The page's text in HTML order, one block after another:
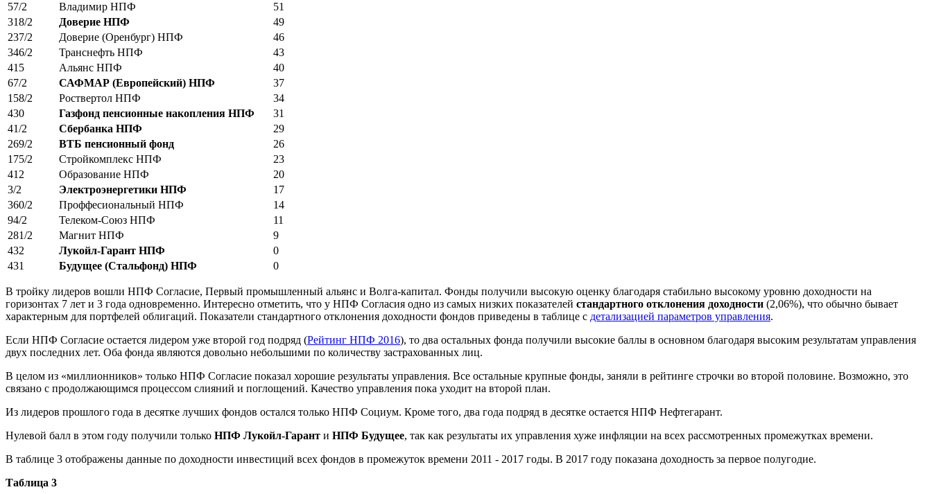
57/2
Владимир НПФ
51
318/2
Доверие НПФ
49
237/2
Доверие (Оренбург) НПФ
46
346/2
Транснефть НПФ
43
415
Альянс НПФ
40
67/2
САФМАР (Европейский) НПФ
37
158/2
Роствертол НПФ
34
430
Газфонд пенсионные накопления НПФ
31
41/2
Сбербанка НПФ
29
269/2
ВТБ пенсионный фонд
26
175/2
Стройкомплекс НПФ
23
412
Образование НПФ
20
3/2
Электроэнергетики НПФ
17
360/2
Проффесиональный НПФ
14
94/2
Телеком-Союз НПФ
11
281/2
Магнит НПФ
9
432
Лукойл-Гарант НПФ
0
431
Будущее (Стальфонд) НПФ 0
В тройку лидеров вошли НПФ Согласие, Первый промышленный альянс и Волга-капитал. Фонды получили высокую оценку благодаря стабильно высокому уровню доходности на
горизонтах 7 лет и 3 года одновременно. Интересно отметить, что у НПФ Согласия одно из самых низких показателей стандартного отклонения доходности (2,06%), что обычно бывает
характерным для портфелей облигаций. Показатели стандартного отклонения доходности фондов приведены в таблице с детализацией параметров управления.
Если НПФ Согласие остается лидером уже второй год подряд (Рейтинг НПФ 2016), то два остальных фонда получили высокие баллы в основном благодаря высоким результатам управления
двух последних лет. Оба фонда являются довольно небольшими по количеству застрахованных лиц.
В целом из «миллионников» только НПФ Согласие показал хорошие результаты управления. Все остальные крупные фонды, заняли в рейтинге строчки во второй половине. Возможно, это
связано с продолжающимся процессом слияний и поглощений. Качество управления пока уходит на второй план.
Из лидеров прошлого года в десятке лучших фондов остался только НПФ Социум. Кроме того, два года подряд в десятке остается НПФ Нефтегарант.
Нулевой балл в этом году получили только НПФ Лукойл-Гарант и НПФ Будущее, так как результаты их управления хуже инфляции на всех рассмотренных промежутках времени.
В таблице 3 отображены данные по доходности инвестиций всех фондов в промежуток времени 2011 - 2017 годы. В 2017 году показана доходность за первое полугодие.
Таблица 3